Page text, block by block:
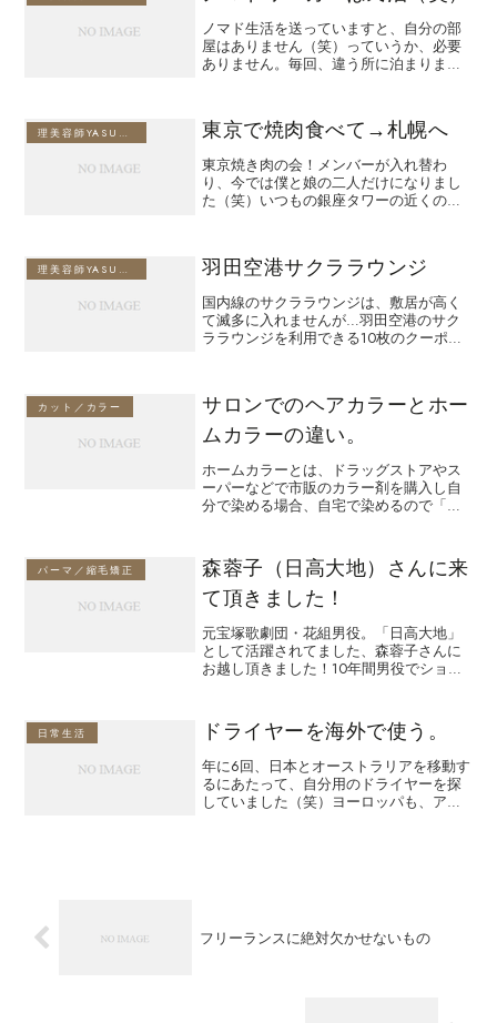
ノマド生活を送っていますと、自分の部
屋はありません（笑）っていうか、必要
ありません。毎回、違う所に泊まります
な方です！角部屋で明るいし、カビの臭
いもしません（...
理美容師YASUのブログ 東京で焼肉食べて→札幌へ
東京焼き肉の会！メンバーが入れ替わ
り、今では僕と娘の二人だけになりまし
た（笑）いつもの銀座タワーの近くの焼
いて、新橋方面の庶民的な？焼き肉屋で
（笑）おもちゃのルーレッ...
理美容師YASUのブログ 羽田空港サクララウンジ
国内線のサクララウンジは、敷居が高く
て滅多に入れませんが…羽田空港のサク
ララウンジを利用できる10枚のクーポン
ジットカードのラウンジ...
カット／カラー
サロンでのヘアカラーとホー
ムカラーの違い。
ホームカラーとは、ドラッグストアやス
ーパーなどで市販のカラー剤を購入し自
分で染める場合、自宅で染めるので「ホ
話です。市販薬は・誰が塗っても染まる
ように、染まる力が強い。...
パーマ／縮毛矯正
森蓉子（日高大地）さんに来
て頂きました！
元宝塚歌劇団・花組男役。「日高大地」
として活躍されてました、森蓉子さんに
お越し頂きました！10年間男役でショー
タイリング剤をつければ形になるように
パーマをかけました♪カ...
日常生活 ドライヤーを海外で使う。
年に6回、日本とオーストラリアを移動す
るにあたって、自分用のドライヤーを探
していました（笑）ヨーロッパも、アジ
フリーランスに絶対欠かせないもの